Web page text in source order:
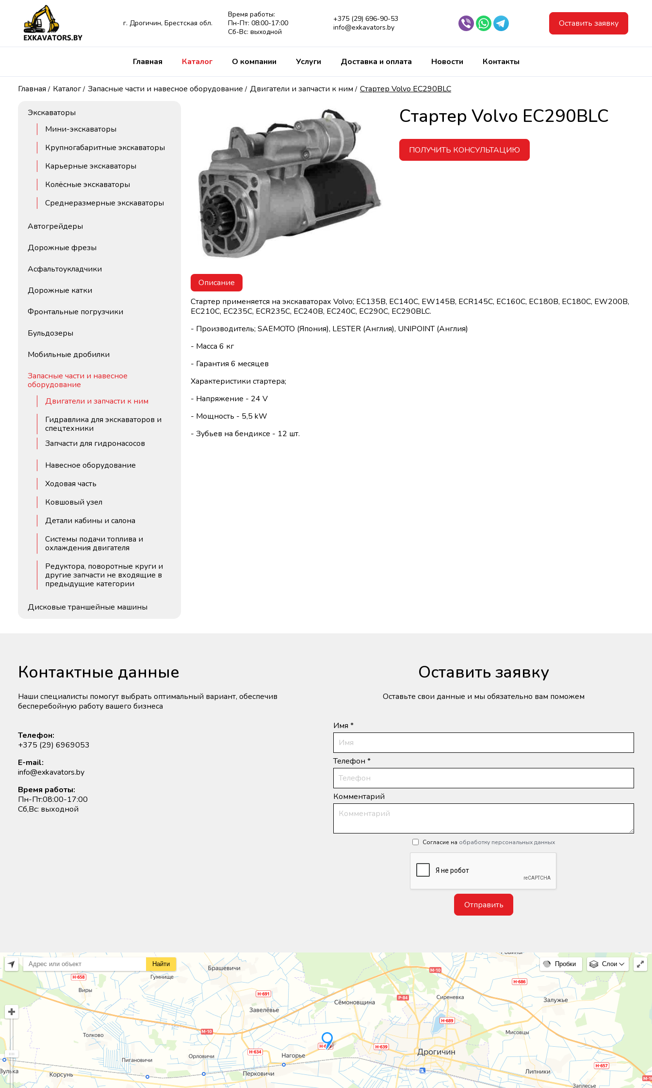
г. Дрогичин, Брестская обл.
Время работы:
Пн-Пт: 08:00-17:00
Сб-Вс: выходной
+375 (29) 696-90-53
info@exkavators.by
Оставить заявку
Главная Каталог О компании Услуги Доставка и оплата Новости Контакты
Главная / Каталог / Запасные части и навесное оборудование / Двигатели и запчасти к ним / Стартер Volvo EC290BLC
Экскаваторы
Мини-экскаваторы
Крупногабаритные экскаваторы
Карьерные экскаваторы
Колёсные экскаваторы
Среднеразмерные экскаваторы
Автогрейдеры
Дорожные фрезы
Асфальтоукладчики
Дорожные катки
Фронтальные погрузчики
Бульдозеры
Мобильные дробилки
Запасные части и навесное
оборудование
Двигатели и запчасти к ним
Гидравлика для экскаваторов и
спецтехники
Запчасти для гидронасосов
Навесное оборудование
Ходовая часть
Ковшовый узел
Детали кабины и салона
Системы подачи топлива и
охлаждения двигателя
Редуктора, поворотные круги и
другие запчасти не входящие в
предыдущие категории
Дисковые траншейные машины
Стартер Volvo EC290BLC
ПОЛУЧИТЬ КОНСУЛЬТАЦИЮ
Описание
Стартер применяется на экскаваторах Volvo; EC135B, EC140C, EW145B, ECR145C, EC160C, EC180B, EC180C, EW200B,
EC210C, EC235C, ECR235C, EC240B, EC240C, EC290C, EC290BLC.
- Производитель; SAEMOTO (Япония), LESTER (Англия), UNIPOINT (Англия)
- Масса 6 кг
- Гарантия 6 месяцев
Характеристики стартера;
- Напряжение - 24 V
- Мощность - 5,5 kW
- Зубьев на бендиксе - 12 шт.
Контактные данные
Наши специалисты помогут выбрать оптимальный вариант, обеспечив
бесперебойную работу вашего бизнеса
Телефон:
+375 (29) 6969053
E-mail:
info@exkavators.by
Время работы:
Пн-Пт:08:00-17:00
Сб,Вс: выходной
Оставить заявку
Оставьте свои данные и мы обязательно вам поможем
Имя *
Телефон *
Комментарий
Согласие на обработку персональных данных
Отправить
Найти Пробки Слои